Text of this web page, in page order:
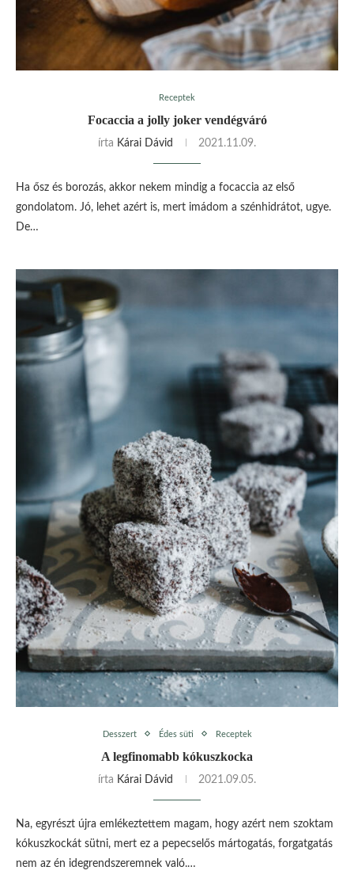
Receptek
Focaccia a jolly joker vendégváró
írta Kárai Dávid 2021.11.09.
Ha ősz és borozás, akkor nekem mindig a focaccia az első
gondolatom. Jó, lehet azért is, mert imádom a szénhidrátot, ugye.
De…
Desszert Édes süti Receptek
A legfinomabb kókuszkocka
írta Kárai Dávid 2021.09.05.
Na, egyrészt újra emlékeztettem magam, hogy azért nem szoktam
kókuszkockát sütni, mert ez a pepecselős mártogatás, forgatgatás
nem az én idegrendszeremnek való.…